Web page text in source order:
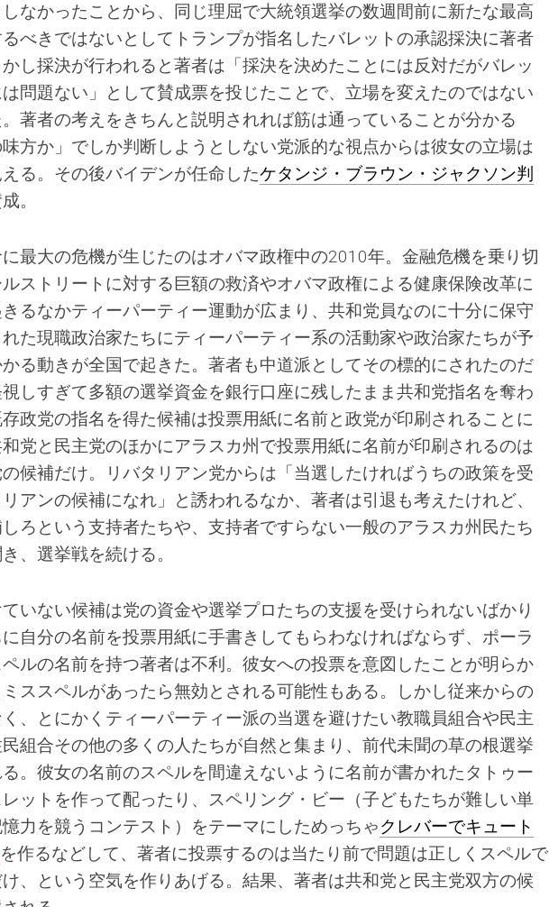
なかったことから、同じ理屈で大統領選挙の数週間前に新たな最高
べきではないとしてトランプが指名したバレットの承認採決に著者
し採決が行われると著者は「採決を決めたことには反対だがバレッ
は問題ない」として賛成票を投じたことで、立場を変えたのではない
著者の考えをきちんと説明されれば筋は通っていることが分かる
方か」でしか判断しようとしない党派的な視点からは彼女の立場は
る。その後バイデンが任命したケタンジ・ブラウン・ジャクソン判
。
最大の危機が生じたのはオバマ政権中の2010年。金融危機を乗り切
ストリートに対する巨額の救済やオバマ政権による健康保険改革に
るなかティーパーティー運動が広まり、共和党員なのに十分に保守
た現職政治家たちにティーパーティー系の活動家や政治家たちが予
る動きが全国で起きた。著者も中道派としてその標的にされたのだ
しすぎて多額の選挙資金を銀行口座に残したまま共和党指名を奪わ
政党の指名を得た候補は投票用紙に名前と政党が印刷されることに
党と民主党のほかにアラスカ州で投票用紙に名前が印刷されるのは
候補だけ。リバタリアン党からは「当選したければうちの政策を受
アンの候補になれ」と誘われるなか、著者は引退も考えたけれど、
ろという支持者たちや、支持者ですらない一般のアラスカ州民たち
、選挙戦を続ける。
いない候補は党の資金や選挙プロたちの支援を受けられないばかり
自分の名前を投票用紙に手書きしてもらわなければならず、ポーラ
ルの名前を持つ著者は不利。彼女への投票を意図したことが明らか
ススペルがあったら無効とされる可能性もある。しかし従来からの
、とにかくティーパーティー派の当選を避けたい教職員組合や民主
組合その他の多くの人たちが自然と集まり、前代未聞の草の根選挙
。彼女の名前のスペルを間違えないように名前が書かれたタトゥー
ットを作って配ったり、スペリング・ビー（子どもたちが難しい単
力を競うコンテスト）をテーマにしためっちゃクレバーでキュート
を作るなどして、著者に投票するのは当たり前で問題は正しくスペルで
、という空気を作りあげる。結果、著者は共和党と民主党双方の候